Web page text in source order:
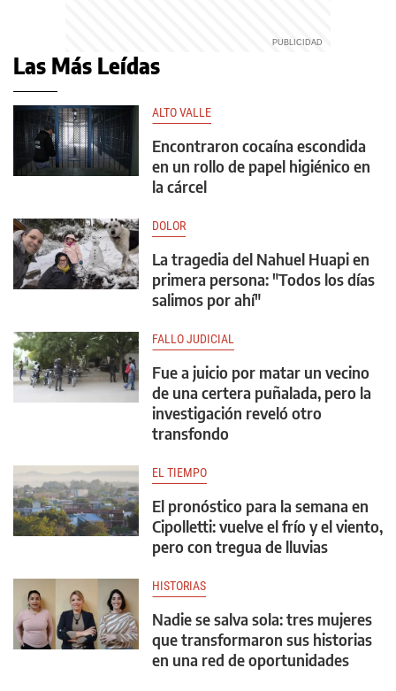
Las Más Leídas
ALTO VALLE
Encontraron cocaína escondida
en un rollo de papel higiénico en
la cárcel
DOLOR
La tragedia del Nahuel Huapi en
primera persona: "Todos los días
salimos por ahí"
FALLO JUDICIAL
Fue a juicio por matar un vecino
de una certera puñalada, pero la
investigación reveló otro
transfondo
EL TIEMPO
El pronóstico para la semana en
Cipolletti: vuelve el frío y el viento,
pero con tregua de lluvias
HISTORIAS
Nadie se salva sola: tres mujeres
que transformaron sus historias
en una red de oportunidades